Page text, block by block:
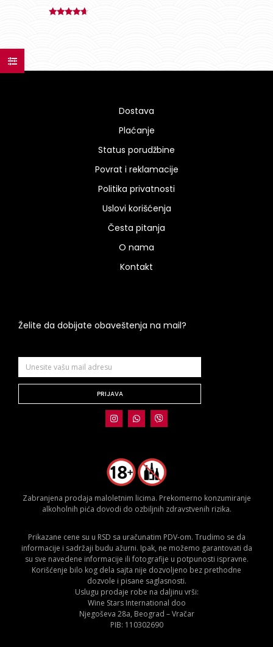
Dostava
Plaćanje
Status porudžbine
Povrat i reklamacije
Politika privatnosti
Uslovi korišćenja
Česta pitanja
O nama
Kontakt
Želite da dobijate obaveštenja na mail?
PRIJAVA
Zabranjena prodaja maloletnim licima. Prekomerno konzumiranje
alkoholnih pića dovodi do ozbiljnih zdravstvenih rizika.
Prikazane cene su u RSD sa uračunatim PDV-om. Trudimo se da
informacije i sadržaji budu ažurni. Ipak, ne možemo garantovati da
su sve navedene informacije ili fotografije u potpunosti ispravne.
Korišćenje bilo kog dela sajta nije dozvoljeno bez prethodne
dozvole i pisane saglasnosti.
Uslugu prodaje robe na daljinu vrši:
Wine Stars International doo
Njegoševa 28a, Beograd – Vračar
PIB: 110302690